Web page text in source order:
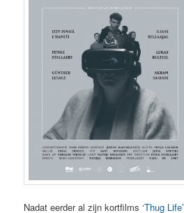
Nadat eerder al zijn kortfilms‘Thug Life’